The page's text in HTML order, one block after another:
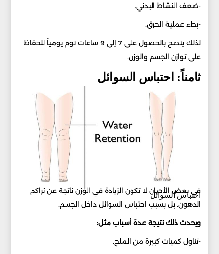
-ضعف النشاط البدني.
-بطء عملية الحرق.
لذلك ينصح بالحصول على 7 إلى 9 ساعات نوم يومياً للحفاظ
على توازن الجسم والوزن.
ثامناً: احتباس السوائل
احتباس السوائل
في بعض الأحيان لا تكون الزيادة في الوزن ناتجة عن تراكم
الدهون. بل بسبب احتباس السوائل داخل الجسم.
ويحدث ذلك نتيجة عدة أسباب مثل:
-تناول كميات كبيرة من الملح.